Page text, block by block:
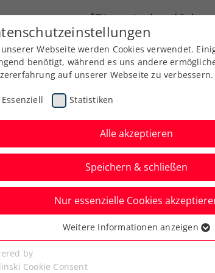
ÖTV Landesverbände
Ausbildung Services Über uns
für FE&MALE
2025 gestartet
Webseite werden Cookies verwendet.
benötigt, während es uns andere
auf unserer Webseite zu verbessern.
Essenziell Statistiken
Alle akzeptieren
Speichern & schließen
Nur essenzielle Cookies
Cookies werden für grundlegende
benötigt. Dadurch ist gewährleistet, dass
Weitere Informationen anzeigen
by
Cookie Consent